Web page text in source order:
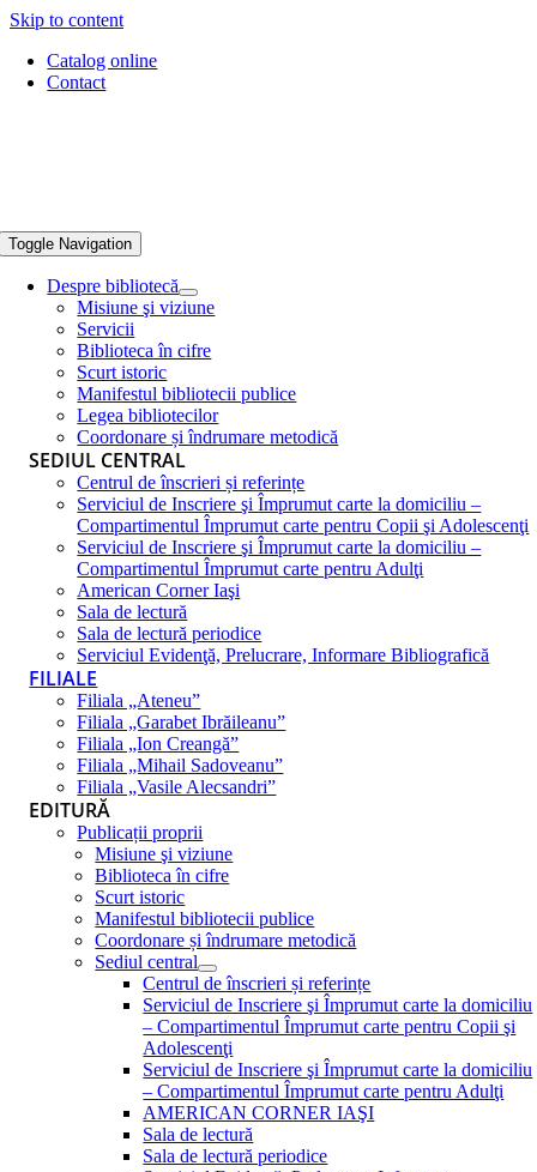
Skip to content
Catalog online
Contact
Toggle Navigation
Despre bibliotecă
Misiune şi viziune
Servicii
Biblioteca în cifre
Scurt istoric
Manifestul bibliotecii publice
Legea bibliotecilor
Coordonare și îndrumare metodică
SEDIUL CENTRAL
Centrul de înscrieri și referințe
Serviciul de Inscriere şi Împrumut carte la domiciliu –
Compartimentul Împrumut carte pentru Copii şi Adolescenţi
Serviciul de Inscriere şi Împrumut carte la domiciliu –
Compartimentul Împrumut carte pentru Adulţi
American Corner Iaşi
Sala de lectură
Sala de lectură periodice
Serviciul Evidenţă, Prelucrare, Informare Bibliografică
FILIALE
Filiala „Ateneu”
Filiala „Garabet Ibrăileanu”
Filiala „Ion Creangă”
Filiala „Mihail Sadoveanu”
Filiala „Vasile Alecsandri”
EDITURĂ
Publicații proprii
Misiune şi viziune
Biblioteca în cifre
Scurt istoric
Manifestul bibliotecii publice
Coordonare și îndrumare metodică
Sediul central
Centrul de înscrieri și referințe
Serviciul de Inscriere şi Împrumut carte la domiciliu
– Compartimentul Împrumut carte pentru Copii şi
Adolescenţi
Serviciul de Inscriere şi Împrumut carte la domiciliu
– Compartimentul Împrumut carte pentru Adulţi
AMERICAN CORNER IAŞI
Sala de lectură
Sala de lectură periodice